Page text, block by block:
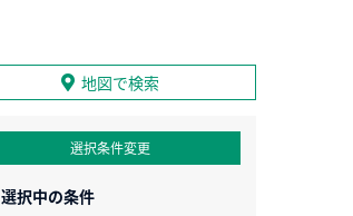
地図で検索
選択条件変更
選択中の条件